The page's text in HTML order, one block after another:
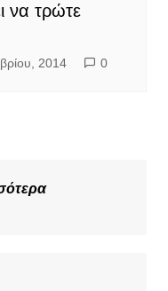
να τρώτε
2014 0